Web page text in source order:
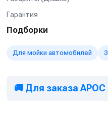
Описание функции
Из насосного отстойника
происходит очистка
резервуар для хранения
Гарантия
Подборки
Для мойки автомобилей
🚚 Для заказа АРОС